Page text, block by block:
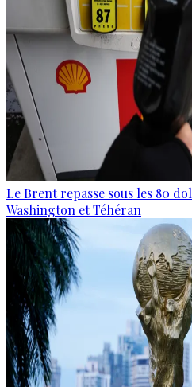
Le Brent repasse sous les 80
Washington et Téhéran